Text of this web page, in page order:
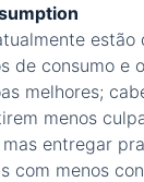
estão
de consumo e
melhores;
menos
entregar
com menos